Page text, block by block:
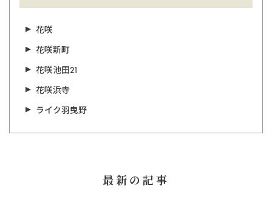
花咲
花咲新町
花咲池田21
花咲浜寺
ライク羽曳野
最新の記事